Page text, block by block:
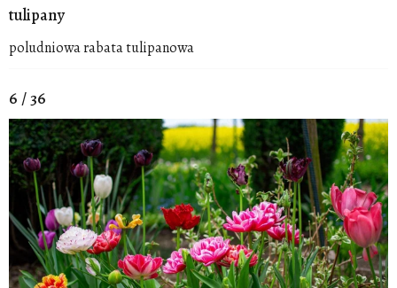
tulipany
poludniowa rabata tulipanowa
6 / 36